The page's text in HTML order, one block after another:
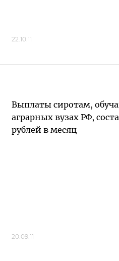
22.10.11
Выплаты сиротам,
аграрных вузах РФ,
рублей в месяц
20.09.11